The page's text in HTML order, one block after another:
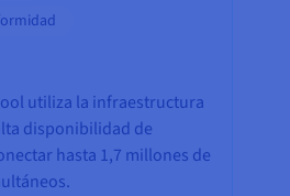
utiliza la infraestructura
disponibilidad de
hasta 1,7 millones de